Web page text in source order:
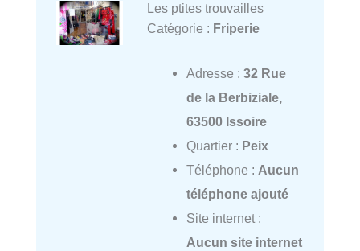
Les ptites trouvailles
Catégorie : Friperie
Adresse : 32 Rue
de la Berbiziale,
63500 Issoire
Quartier : Peix
Téléphone : Aucun
téléphone ajouté
Site internet :
Aucun site internet